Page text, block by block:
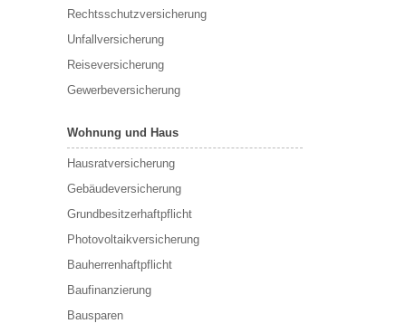
Rechtsschutzversicherung
Unfallversicherung
Reiseversicherung
Gewerbeversicherung
Wohnung und Haus
Hausratversicherung
Gebäudeversicherung
Grundbesitzerhaftpflicht
Photovoltaikversicherung
Bauherrenhaftpflicht
Baufinanzierung
Bausparen